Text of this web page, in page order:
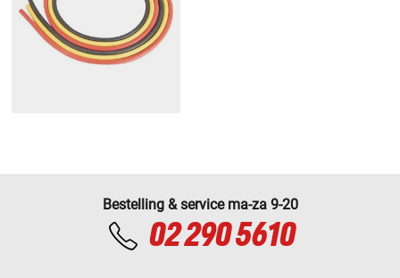
Bestelling & service ma-za 9-20
02 290 5610